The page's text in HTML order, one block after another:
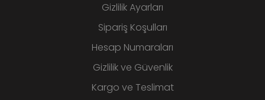
Gizlilik Ayarları
Sipariş Koşulları
Hesap Numaraları
Gizlilik ve Güvenlik
Kargo ve Teslimat